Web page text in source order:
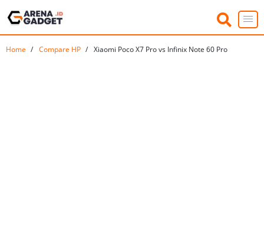
Home Compare HP Xiaomi Poco X7 Pro vs Infinix Note 60 Pro